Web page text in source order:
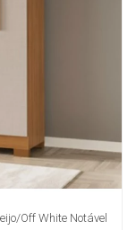
Off White Notável